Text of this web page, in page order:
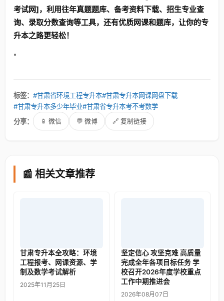
考试网]，利用往年真题题库、备考资料下载、招生专业查
询、录取分数查询等工具，还有优质网课和题库，让你的专
升本之路更轻松！
"
标签： #甘肃省环境工程专升本#甘肃专升本网课网盘下载
#甘肃专升本多少年毕业#甘肃省专升本考不考数学
分享：
📱 微信 💬 微博 🔗 复制链接
📰 相关文章推荐
甘肃专升本全攻略：环境
工程报考、网课资源、学
制及数学考试解析
2025年11月25日
坚定信心 攻坚克难 高质量
完成全年各项目标任务 学
校召开2026年度学校重点
工作中期推进会
2026年08月07日